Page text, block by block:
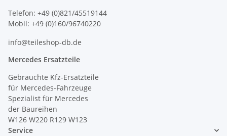
Telefon: +49 (0)821/45519144
Mobil: +49 (0)160/96740220
info@teileshop-db.de
Mercedes Ersatzteile
Gebrauchte Kfz-Ersatzteile
für Mercedes-Fahrzeuge
Spezialist für Mercedes
der Baureihen
W126 W220 R129 W123
Service